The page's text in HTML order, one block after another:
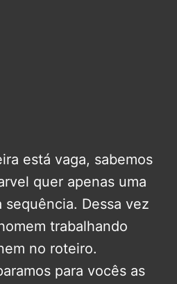
está vaga, sabemos
quer apenas uma
sequência. Dessa vez
trabalhando
no roteiro.
para vocês as